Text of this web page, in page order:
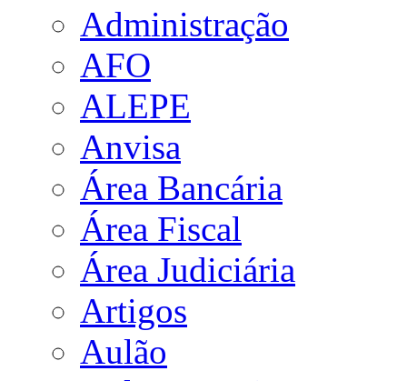
Administração
AFO
ALEPE
Anvisa
Área Bancária
Área Fiscal
Área Judiciária
Artigos
Aulão